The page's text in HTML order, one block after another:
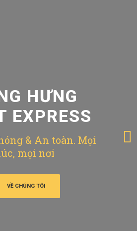
HƯNG
EXPRESS
& An toàn. Mọi
mọi nơi
VỀ CHÚNG TÔI